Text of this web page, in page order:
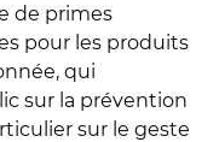
de primes
pour les produits
qui
sur la prévention
sur le geste